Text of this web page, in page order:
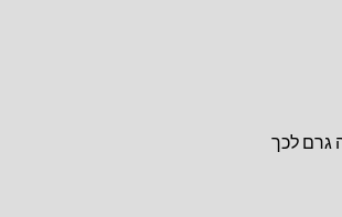
גרם לכך